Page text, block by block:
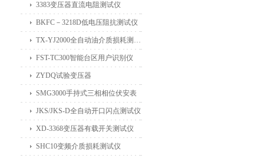
3383变压器直流电阻测试仪
BKFC－3218D低电压阻抗测试仪
TX-YJ2000全自动油介质损耗测试仪
FST-TC300智能台区用户识别仪
ZYDQ试验变压器
SMG3000手持式三相相位伏安表
JKS/JKS-D全自动开口闪点测试仪
XD-3368变压器有载开关测试仪
SHC10变频介质损耗测试仪